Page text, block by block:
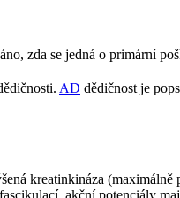
zda se jedná o primární
AD dědičnost je
kreatinkináza (maximálně